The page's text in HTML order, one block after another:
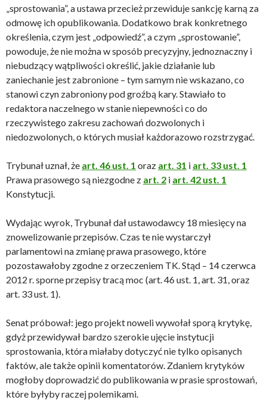
„sprostowania”, a ustawa przecież przewiduje sankcję karną za
odmowę ich opublikowania. Dodatkowo brak konkretnego
określenia, czym jest „odpowiedź”, a czym „sprostowanie”,
powoduje, że nie można w sposób precyzyjny, jednoznaczny i
niebudzący wątpliwości określić, jakie działanie lub
zaniechanie jest zabronione – tym samym nie wskazano, co
stanowi czyn zabroniony pod groźbą kary. Stawiało to
redaktora naczelnego w stanie niepewności co do
rzeczywistego zakresu zachowań dozwolonych i
niedozwolonych, o których musiał każdorazowo rozstrzygać.
Trybunał uznał, że art. 46 ust. 1 oraz art. 31 i art. 33 ust. 1
Prawa prasowego są niezgodne z art. 2 i art. 42 ust. 1
Konstytucji.
Wydając wyrok, Trybunał dał ustawodawcy 18 miesięcy na
znowelizowanie przepisów. Czas te nie wystarczył
parlamentowi na zmianę prawa prasowego, które
pozostawałoby zgodne z orzeczeniem TK. Stąd – 14 czerwca
2012 r. sporne przepisy tracą moc (art. 46 ust. 1, art. 31, oraz
art. 33 ust. 1).
Senat próbował: jego projekt noweli wywołał sporą krytykę,
gdyż przewidywał bardzo szerokie ujęcie instytucji
sprostowania, która miałaby dotyczyć nie tylko opisanych
faktów, ale także opinii komentatorów. Zdaniem krytyków
mogłoby doprowadzić do publikowania w prasie sprostowań,
które byłyby raczej polemikami.